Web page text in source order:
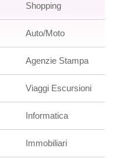
Shopping
Auto/Moto
Agenzie Stampa
Viaggi Escursioni
Informatica
Immobiliari